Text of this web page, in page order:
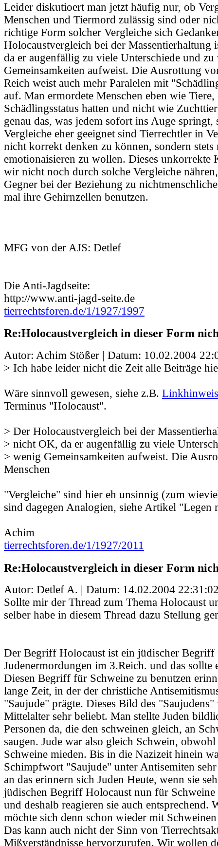
Leider diskutioert man jetzt häufig nur, ob
Menschen und Tiermord zulässig sind oder
richtige Form solcher Vergleiche sich
Holocaustvergleich bei der Massentierhaltung
da er augenfällig zu viele Unterschiede und zu
Gemeinsamkeiten aufweist. Die Ausrottung
Reich weist auch mehr Paralelen mit
auf. Man ermordete Menschen eben wie Tiere,
Schädlingsstatus hatten und nicht wie
genau das, was jedem sofort ins Auge springt,
Vergleiche eher geeignet sind Tierrechtler in
nicht korrekt denken zu können, sondern stets
emotionaisieren zu wollen. Dieses unkorrekte
wir nicht noch durch solche Vergleiche
Gegner bei der Beziehung zu
mal ihre Gehirnzellen benutzen.
MFG von der AJS: Detlef
Die Anti-Jagdseite:
http://www.anti-jagd-seite.de
tierrechtsforen.de/1/1927/1997
Re:Holocaustvergleich in dieser Form
Autor: Achim Stößer | Datum: 10.02.2004
> Ich habe leider nicht die Zeit alle Beiträge
Wäre sinnvoll gewesen, siehe z.B.
Terminus "Holocaust".
> Der Holocaustvergleich bei der
> nicht OK, da er augenfällig zu viele
> wenig Gemeinsamkeiten aufweist. Die
Menschen
"Vergleiche" sind hier eh unsinnig (zum
sind dagegen Analogien, siehe Artikel "Legen
Achim
tierrechtsforen.de/1/1927/2011
Re:Holocaustvergleich in dieser Form
Autor: Detlef A. | Datum: 14.02.2004
Sollte mir der Thread zum Thema Holocaust
selber habe in diesem Thread dazu Stellung
Der Begriff Holocaust ist ein jüdischer Begriff
Judenermordungen im 3.Reich. und das sollte
Diesen Begriff für Schweine zu benutzen
lange Zeit, in der der christliche
"Saujude" prägte. Dieses Bild des
Mittelalter sehr beliebt. Man stellte Juden
Personen da, die den schweinen gleich, an
saugen. Jude war also gleich Schwein, obwohl
Schweine mieden. Bis in die Nazizeit hinein
Schimpfwort "Saujude" unter Antisemiten
an das erinnern sich Juden Heute, wenn sie
jüdischen Begriff Holocaust nun für Schweine
und deshalb reagieren sie auch entsprechend.
möchte sich denn schon wieder mit
Das kann auch nicht der Sinn von
Mißverständnisse hervorzurufen. Wir wollen